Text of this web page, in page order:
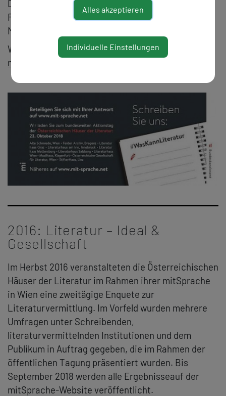
Denemarková, Marko Dinić, Gustav Ernst, Laura
Freudenthaler, Elias Hirschl, Sama Maani, Nicolas
Mahler, Julya Rabinowich uv.m.
Weitere Informationen:#WasKannLiteratur —
mitSprache
2016: Literatur – Ideal &
Gesellschaft
Im Herbst 2016 veranstalteten die Österreichischen
Häuser der Literatur im Rahmen ihrer mitSprache
in Wien eine zweitägige Enquete zur
Literaturvermittlung. Im Vorfeld wurden mehrere
Umfragen unter Schreibenden,
literaturvermittelnden Institutionen und dem
Publikum in Auftrag gegeben, die im Rahmen der
öffentlichen Tagung präsentiert wurden. Bis
September 2018 werden alle Ergebnisseauf der
mitSprache-Website veröffentlicht.
Alles akzeptieren
Individuelle Einstellungen